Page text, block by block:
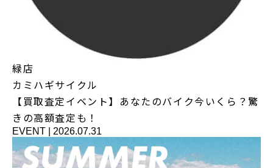
緑店
カミハギサイクル
【買取査定イベント】あなたのバイク今いくら？驚
きの高額査定も！
EVENT 2026.07.31